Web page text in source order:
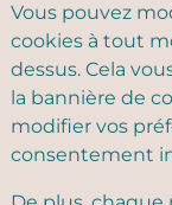
Vous pouvez
cookies à tout
dessus. Cela
la bannière de
modifier vos
consentement